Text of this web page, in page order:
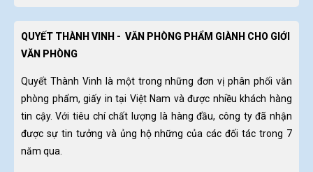
QUYẾT THÀNH VINH - VĂN PHÒNG PHẨM GIÀNH CHO GIỚI
VĂN PHÒNG
Quyết Thành Vinh là một trong những đơn vị phân phối văn
phòng phẩm, giấy in tại Việt Nam và được nhiều khách hàng
tin cậy. Với tiêu chí chất lượng là hàng đầu, công ty đã nhận
được sự tin tưởng và ủng hộ những của các đối tác trong 7
năm qua.